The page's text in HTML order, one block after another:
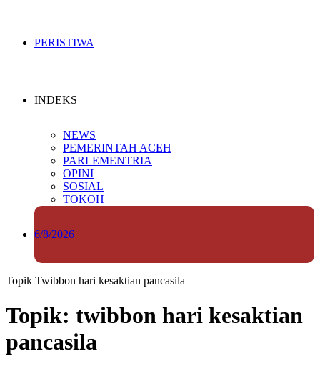
PERISTIWA
INDEKS
NEWS
PEMERINTAH ACEH
PARLEMENTRIA
OPINI
SOSIAL
TOKOH
6/8/2026
Topik Twibbon hari kesaktian pancasila
Topik: twibbon hari kesaktian
pancasila